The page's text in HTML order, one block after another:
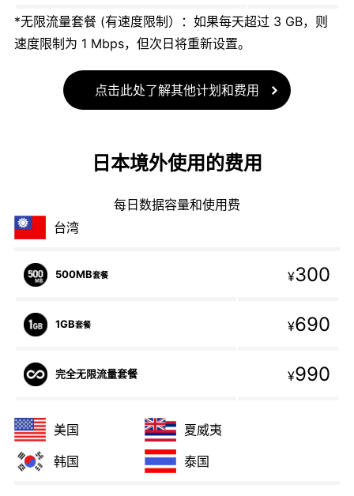
*无限流量套餐 (有速度限制）：如果每天超过 3 GB，则
速度限制为 1 Mbps，但次日将重新设置。
点击此处了解其他计划和费用
日本境外使用的费用
每日数据容量和使用费
台湾
500MB套餐 ¥300
1GB套餐 ¥690
完全无限流量套餐 ¥990
美国
夏威夷
韩国
泰国